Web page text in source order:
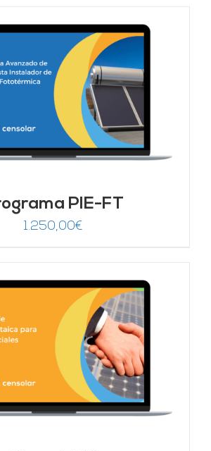
PIE-FT
1.250,00€